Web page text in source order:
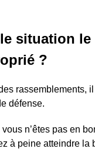
situation le
?
rassemblements,
défense.
n’êtes pas en
à peine atteindre la